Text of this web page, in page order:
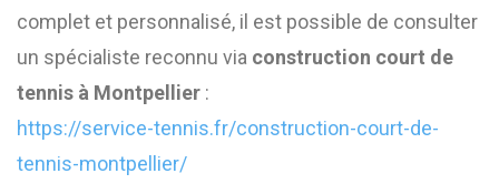
complet et personnalisé, il est possible de consulter
un spécialiste reconnu via construction court de
tennis à Montpellier :
https://service-tennis.fr/construction-court-de-
tennis-montpellier/